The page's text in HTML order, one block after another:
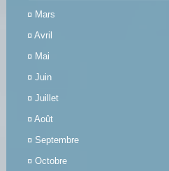
¤ Mars
¤ Avril
¤ Mai
¤ Juin
¤ Juillet
¤ Août
¤ Septembre
¤ Octobre